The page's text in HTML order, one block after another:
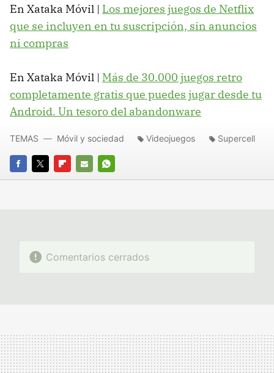
En Xataka Móvil | Los mejores juegos de Netflix
que se incluyen en tu suscripción, sin anuncios
ni compras
En Xataka Móvil | Más de 30.000 juegos retro
completamente gratis que puedes jugar desde tu
Android. Un tesoro del abandonware
FACEBOOK
TWITTERFLIPBOARD
E-
WHATSAPP
TEMAS Móvil y sociedad Videojuegos Supercell
Comentarios cerrados